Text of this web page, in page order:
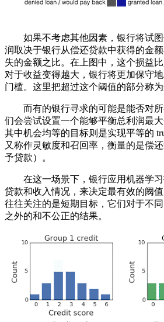
如果不考虑其他因素，银行将试图
润取决于银行从偿还贷款中获得的金
失的金额之比。在上图中，这个损益
对于收益变得越大，银行将更加保守
门槛。这里把超过这个阈值的部分称为
而有的银行寻求的可能是能否对所
们会尝试设置一个能够平衡总利润最
其中机会均等的目标则是实现平等的
又称作灵敏度和召回率，衡量的是偿
予贷款）。
在这一场景下，银行应用机器学习
贷款和收入情况，来决定最有效的阈
往往关注的是短期目标，它们对于不
之外的和不公正的结果。